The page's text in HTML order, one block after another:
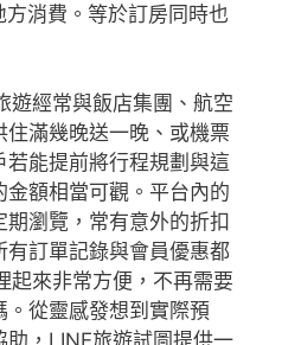
消費。等於訂房同時也
遊經常與飯店集團、航空
滿幾晚送一晚、或機票
能提前將行程規劃與這
額相當可觀。平台內的
期瀏覽，常有意外的折扣
訂單記錄與會員優惠都
起來非常方便，不再需要
從靈感發想到實際預
，LINE旅遊試圖提供一